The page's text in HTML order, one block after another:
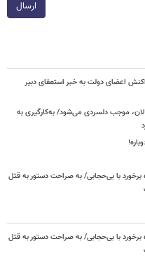
ارسال
اعضای دولت به خبر استعفای دبیر
موجب دلسردی می‌شود/ به‌کارگیری به
برخورد با بی‌حجابی/ به صراحت دستور به قتل
برخورد با بی‌حجابی/ به صراحت دستور به قتل